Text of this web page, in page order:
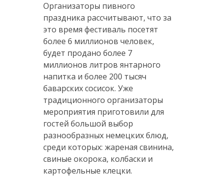
Организаторы пивного
праздника рассчитывают, что за
это время фестиваль посетят
более 6 миллионов человек,
будет продано более 7
миллионов литров янтарного
напитка и более 200 тысяч
баварских сосисок. Уже
традиционного организаторы
мероприятия приготовили для
гостей большой выбор
разнообразных немецких блюд,
среди которых: жареная свинина,
свиные окорока, колбаски и
картофельные клецки.